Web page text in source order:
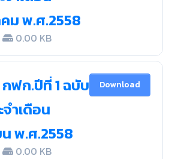
ม พ.ศ.2558
0.00 KB
ฟก.ปีที่ 1 ฉบับ
จำเดือน
พ.ศ.2558
0.00 KB
Download